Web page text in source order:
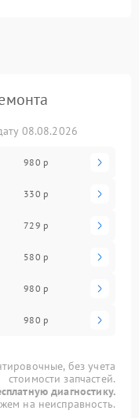
08.08.2026
980 р
330 р
729 р
580 р
980 р
980 р
без учета
стоимости запчастей.
диагностику.
на неисправность.